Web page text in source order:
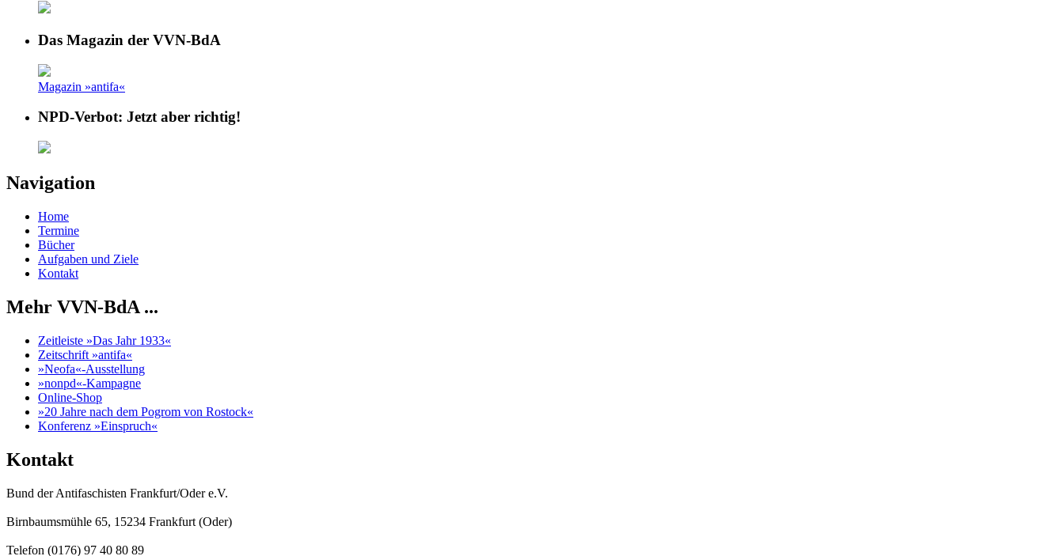
Das Magazin der VVN-BdA
Magazin »antifa«
NPD-Verbot: Jetzt aber richtig!
Navigation
Home
Termine
Bücher
Aufgaben und Ziele
Kontakt
Mehr VVN-BdA ...
Zeitleiste »Das Jahr 1933«
Zeitschrift »antifa«
»Neofa«-Ausstellung
»nonpd«-Kampagne
Online-Shop
»20 Jahre nach dem Pogrom von Rostock«
Konferenz »Einspruch«
Kontakt
Bund der Antifaschisten Frankfurt/Oder e.V.
Birnbaumsmühle 65, 15234 Frankfurt (Oder)
Telefon (0176) 97 40 80 89